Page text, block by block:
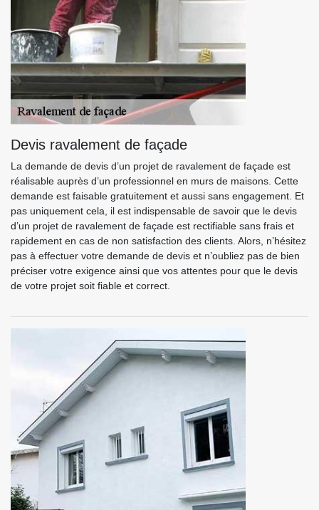
Devis ravalement de façade
La demande de devis d’un projet de ravalement de façade est
réalisable auprès d’un professionnel en murs de maisons. Cette
demande est faisable gratuitement et aussi sans engagement. Et
pas uniquement cela, il est indispensable de savoir que le devis
d’un projet de ravalement de façade est rectifiable sans frais et
rapidement en cas de non satisfaction des clients. Alors, n’hésitez
pas à effectuer votre demande de devis et n’oubliez pas de bien
préciser votre exigence ainsi que vos attentes pour que le devis
de votre projet soit fiable et correct.